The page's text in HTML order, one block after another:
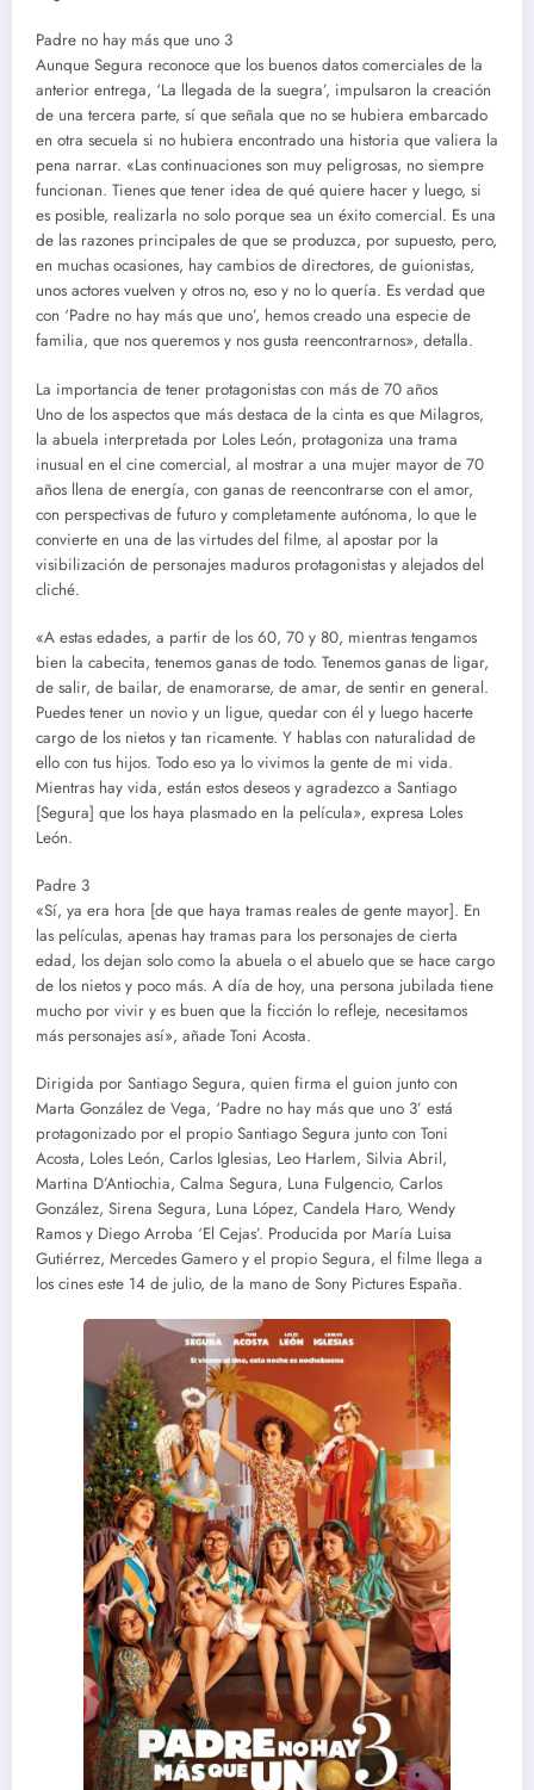
Padre no hay más que uno 3
Aunque Segura reconoce que los buenos datos comerciales de la
anterior entrega, ‘La llegada de la suegra’, impulsaron la creación
de una tercera parte, sí que señala que no se hubiera embarcado
en otra secuela si no hubiera encontrado una historia que valiera la
pena narrar. «Las continuaciones son muy peligrosas, no siempre
funcionan. Tienes que tener idea de qué quiere hacer y luego, si
es posible, realizarla no solo porque sea un éxito comercial. Es una
de las razones principales de que se produzca, por supuesto, pero,
en muchas ocasiones, hay cambios de directores, de guionistas,
unos actores vuelven y otros no, eso y no lo quería. Es verdad que
con ‘Padre no hay más que uno’, hemos creado una especie de
familia, que nos queremos y nos gusta reencontrarnos», detalla.
La importancia de tener protagonistas con más de 70 años
Uno de los aspectos que más destaca de la cinta es que Milagros,
la abuela interpretada por Loles León, protagoniza una trama
inusual en el cine comercial, al mostrar a una mujer mayor de 70
años llena de energía, con ganas de reencontrarse con el amor,
con perspectivas de futuro y completamente autónoma, lo que le
convierte en una de las virtudes del filme, al apostar por la
visibilización de personajes maduros protagonistas y alejados del
cliché.
«A estas edades, a partir de los 60, 70 y 80, mientras tengamos
bien la cabecita, tenemos ganas de todo. Tenemos ganas de ligar,
de salir, de bailar, de enamorarse, de amar, de sentir en general.
Puedes tener un novio y un ligue, quedar con él y luego hacerte
cargo de los nietos y tan ricamente. Y hablas con naturalidad de
ello con tus hijos. Todo eso ya lo vivimos la gente de mi vida.
Mientras hay vida, están estos deseos y agradezco a Santiago
[Segura] que los haya plasmado en la película», expresa Loles
León.
Padre 3
«Sí, ya era hora [de que haya tramas reales de gente mayor]. En
las películas, apenas hay tramas para los personajes de cierta
edad, los dejan solo como la abuela o el abuelo que se hace cargo
de los nietos y poco más. A día de hoy, una persona jubilada tiene
mucho por vivir y es buen que la ficción lo refleje, necesitamos
más personajes así», añade Toni Acosta.
Dirigida por Santiago Segura, quien firma el guion junto con
Marta González de Vega, ‘Padre no hay más que uno 3’ está
protagonizado por el propio Santiago Segura junto con Toni
Acosta, Loles León, Carlos Iglesias, Leo Harlem, Silvia Abril,
Martina D’Antiochia, Calma Segura, Luna Fulgencio, Carlos
González, Sirena Segura, Luna López, Candela Haro, Wendy
Ramos y Diego Arroba ‘El Cejas’. Producida por María Luisa
Gutiérrez, Mercedes Gamero y el propio Segura, el filme llega a
los cines este 14 de julio, de la mano de Sony Pictures España.